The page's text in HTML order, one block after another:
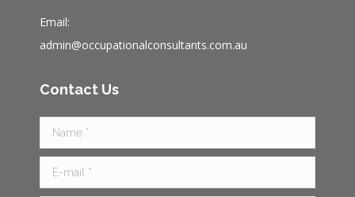
Email:
admin@occupationalconsultants.com.au
Contact Us
Name *
E-mail *